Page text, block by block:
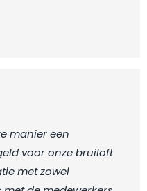
manier een
voor onze bruiloft
met zowel